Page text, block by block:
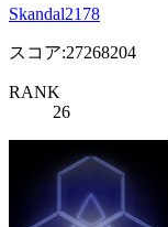
Skandal2178
スコア:27268204
RANK
26